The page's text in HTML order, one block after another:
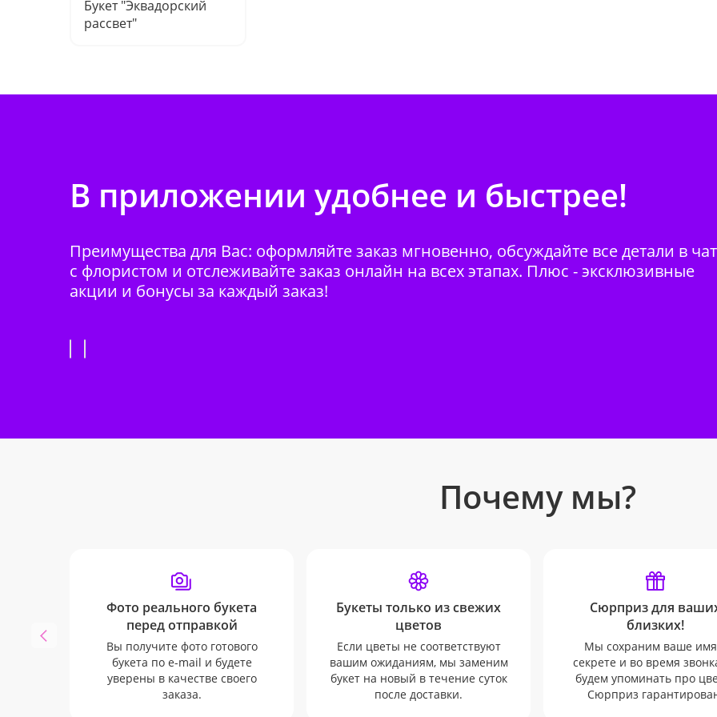
Букет "Эквадорский
рассвет"
В приложении удобнее и быстрее!
Преимущества для Вас: оформляйте заказ мгновенно, обсуждайте все детали в
с флористом и отслеживайте заказ онлайн на всех этапах. Плюс - эксклюзивные
акции и бонусы за каждый заказ!
Почему мы?
Фото реального букета
перед отправкой
Вы получите фото готового
букета по e-mail и будете
уверены в качестве своего
заказа.
Букеты только из свежих
цветов
Если цветы не соответствуют
вашим ожиданиям, мы заменим
букет на новый в течение суток
после доставки.
Сюрприз для
близких!
Мы сохраним ваше
секрете и во время
будем упоминать про
Сюрприз